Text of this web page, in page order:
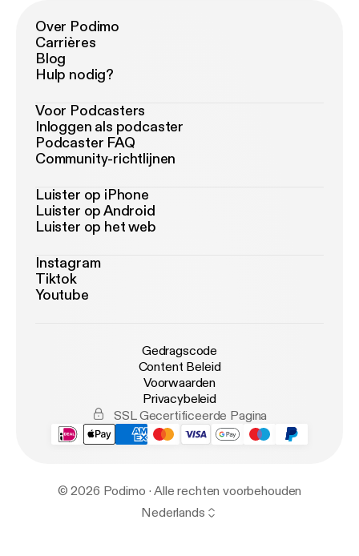
Over Podimo
Carrières
Blog
Hulp nodig?
Voor Podcasters
Inloggen als podcaster
Podcaster FAQ
Community-richtlijnen
Luister op iPhone
Luister op Android
Luister op het web
Instagram
Tiktok
Youtube
Gedragscode
Content Beleid
Voorwaarden
Privacybeleid
SSL Gecertificeerde Pagina
© 2026 Podimo · Alle rechten voorbehouden
Nederlands